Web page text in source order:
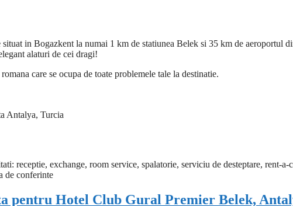
in Bogazkent la numai 1 km de statiunea Belek si 35 km de aeroportul
alaturi de cei dragi!
care se ocupa de toate problemele tale la destinatie.
Antalya, Turcia
receptie, exchange, room service, spalatorie, serviciu de desteptare, rent-a-
de conferinte
pentru Hotel Club Gural Premier Belek,